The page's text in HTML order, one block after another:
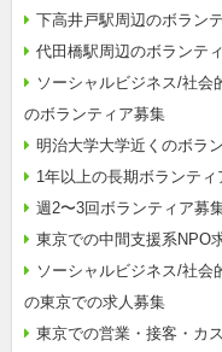
下高井戸駅周辺のボラン
代田橋駅周辺のボランテ
ソーシャルビジネス/社会
のボランティア募集
明治大学大学近くのボラ
1年以上の長期ボランティ
週2〜3回ボランティア募
東京での中間支援系NPO
ソーシャルビジネス/社会
の東京での求人募集
東京での営業・接客・カ